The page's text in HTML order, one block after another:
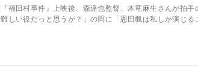
福田村事件』上映後、森達也監督、木竜麻生さんが拍
しい役だっと思うが？」の問に「恩田楓は私しか演じ